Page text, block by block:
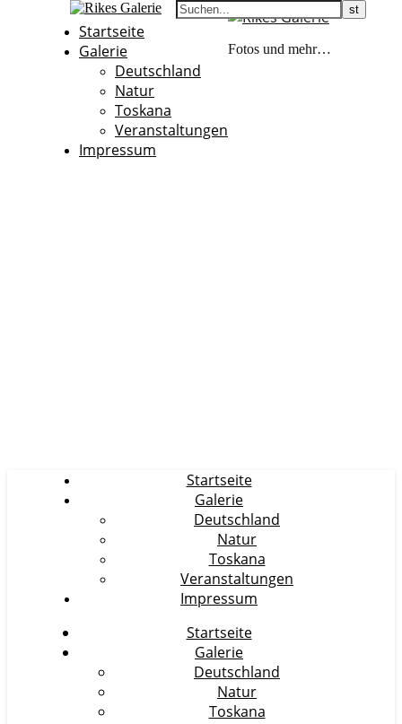
Startseite
Galerie
Deutschland
Natur
Toskana
Veranstaltungen
Impressum
Fotos und mehr…
Startseite
Galerie
Deutschland
Natur
Toskana
Veranstaltungen
Impressum
Startseite
Galerie
Deutschland
Natur
Toskana